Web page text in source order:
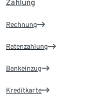
Zahlung
Rechnung
Ratenzahlung
Bankeinzug
Kreditkarte